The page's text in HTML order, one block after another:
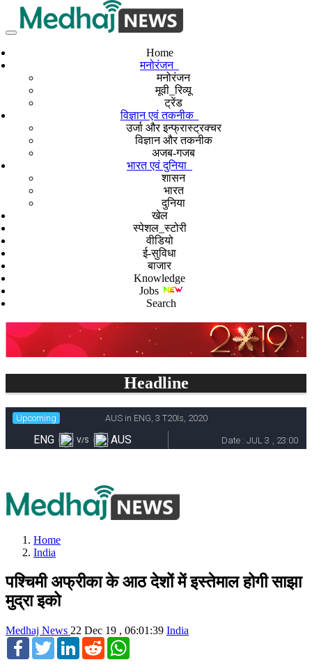
Home
मनोरंजन
मनोरंजन
मूवी_रिव्यू
ट्रेंड
विज्ञान एवं तकनीक
उर्जा और इन्फ्रास्ट्रक्चर
विज्ञान और तकनीक
अजब-गजब
भारत एवं दुनिया
शासन
भारत
दुनिया
खेल
स्पेशल_स्टोरी
वीडियो
ई-सुविधा
बाजार
Knowledge
Jobs
Search
Headline
Home
India
पश्चिमी अफ्रीका के आठ देशों में इस्तेमाल होगी साझा
मुद्रा इको
Medhaj News 22 Dec 19 , 06:01:39 India
FacebookTwitterLinkedInReddit